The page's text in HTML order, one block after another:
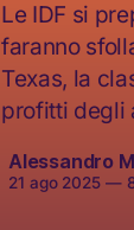
Le IDF si
faranno
Texas, la
profitti degli
Alessandro
21 ago 2025 —